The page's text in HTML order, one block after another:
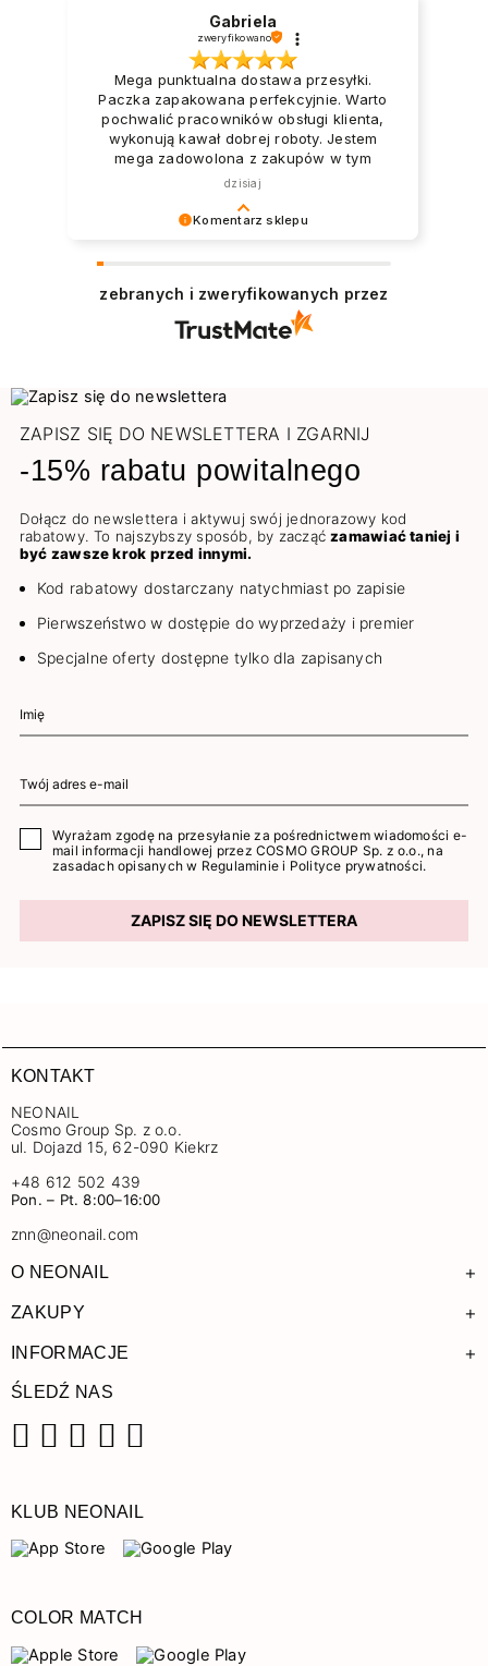
Komentarz sklepu
NEONAIL. Pozdrawiamy
Gabriela
zweryfikowano
Mega punktualna dostawa przesyłki.
Paczka zapakowana perfekcyjnie. Warto
pochwalić pracowników obsługi klienta,
wykonują kawał dobrej roboty. Jestem
mega zadowolona z zakupów w tym
sklepie.
dzisiaj
zebranych i zweryfikowanych przez
ZAPISZ SIĘ DO NEWSLETTERA I ZGARNIJ
-15% rabatu powitalnego
Dołącz do newslettera i aktywuj swój jednorazowy kod
rabatowy. To najszybszy sposób, by zacząćzamawiać taniej i
być zawsze krok przed innymi.
Kod rabatowy dostarczany natychmiast po zapisie
Pierwszeństwo w dostępie do wyprzedaży i premier
Specjalne oferty dostępne tylko dla zapisanych
Wyrażam zgodę na przesyłanie za pośrednictwem wiadomości e-
mail informacji handlowej przez COSMO GROUP Sp. z o.o., na
zasadach opisanych w Regulaminie i Polityce prywatności.
ZAPISZ SIĘ DO NEWSLETTERA
KONTAKT
NEONAIL
Cosmo Group Sp. z o.o.
ul. Dojazd 15, 62-090 Kiekrz
+48 612 502 439
Pon. – Pt. 8:00–16:00
znn@neonail.com
O NEONAIL +
ZAKUPY +
INFORMACJE +
ŚLEDŹ NAS
KLUB NEONAIL
COLOR MATCH